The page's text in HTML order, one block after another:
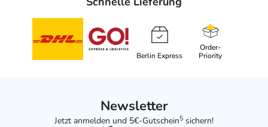
Berlin Express
Order-
Priority
Newsletter
Jetzt anmelden und 5€-Gutschein5 sichern!